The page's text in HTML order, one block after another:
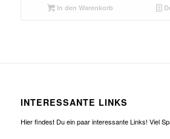
In den Warenkorb
INTERESSANTE LINKS
Hier findest Du ein paar interessante Links! Viel